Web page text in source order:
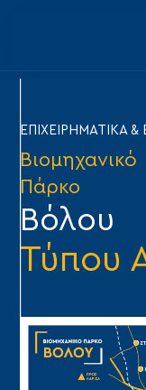
ΕΠΙΧΕΙΡΗΜΑΤΙΚΑ
Βιομηχανικό
Πάρκο
Βόλου
Τύπου